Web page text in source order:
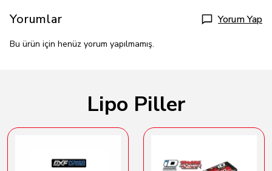
Yorumlar Yorum Yap
Bu ürün için henüz yorum yapılmamış.
Lipo Piller